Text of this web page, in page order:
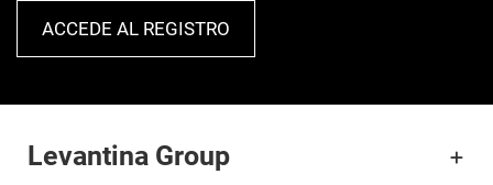
ACCEDE AL REGISTRO
Levantina Group